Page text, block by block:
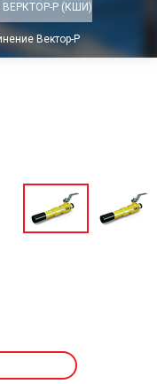
Р (КШИ)
Вектор-Р